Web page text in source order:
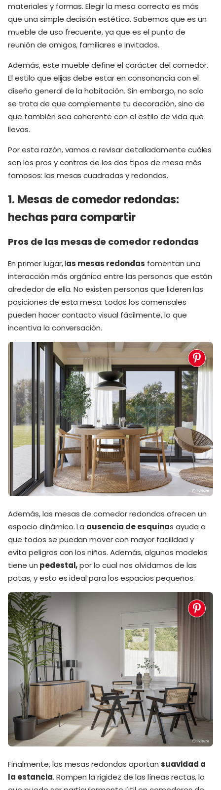
materiales y formas. Elegir la mesa correcta es más
que una simple decisión estética. Sabemos que es un
mueble de uso frecuente, ya que es el punto de
reunión de amigos, familiares e invitados.
Además, este mueble define el carácter del comedor.
El estilo que elijas debe estar en consonancia con el
diseño general de la habitación. Sin embargo, no solo
se trata de que complemente tu decoración, sino de
que también sea coherente con el estilo de vida que
llevas.
Por esta razón, vamos a revisar detalladamente cuáles
son los pros y contras de los dos tipos de mesa más
famosos: las mesas cuadradas y redondas.
1. Mesas de comedor redondas:
hechas para compartir
Pros de las mesas de comedor redondas
En primer lugar, las mesas redondas fomentan una
interacción más orgánica entre las personas que están
alrededor de ella. No existen personas que lideren las
posiciones de esta mesa: todos los comensales
pueden hacer contacto visual fácilmente, lo que
incentiva la conversación.
Además, las mesas de comedor redondas ofrecen un
espacio dinámico. La ausencia de esquinas ayuda a
que todos se puedan mover con mayor facilidad y
evita peligros con los niños. Además, algunos modelos
tiene un pedestal,por lo cual nos olvidamos de las
patas, y esto es ideal para los espacios pequeños.
Finalmente, las mesas redondas aportan suavidad a
la estancia. Rompen la rigidez de las líneas rectas, lo